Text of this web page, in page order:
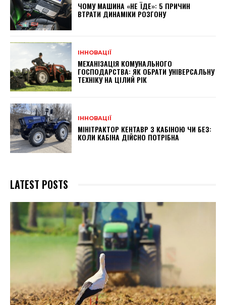
ЧОМУ МАШИНА «НЕ ЇДЕ»: 5 ПРИЧИН
ВТРАТИ ДИНАМІКИ РОЗГОНУ
ІННОВАЦІЇ
МЕХАНІЗАЦІЯ КОМУНАЛЬНОГО
ГОСПОДАРСТВА: ЯК ОБРАТИ УНІВЕРСАЛЬНУ
ТЕХНІКУ НА ЦІЛИЙ РІК
ІННОВАЦІЇ
МІНІТРАКТОР КЕНТАВР З КАБІНОЮ ЧИ БЕЗ:
КОЛИ КАБІНА ДІЙСНО ПОТРІБНА
LATEST POSTS